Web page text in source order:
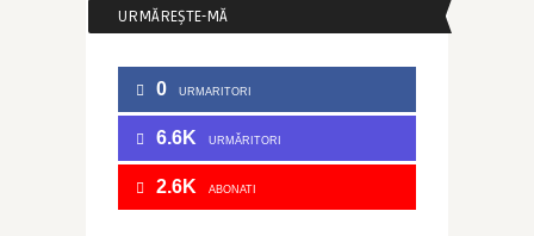
URMĂREȘTE-MĂ
0 URMARITORI
6.6K URMĂRITORI
2.6K ABONATI